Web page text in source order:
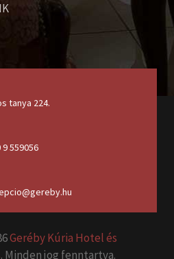
tanya 224.
9 559056
Geréby Kúria Hotel és
. Minden jog fenntartva.